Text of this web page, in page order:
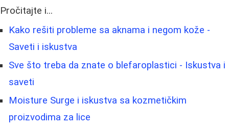
Pročitajte i...
Kako rešiti probleme sa aknama i negom kože -
Saveti i iskustva
Sve što treba da znate o blefaroplastici - Iskustva i
saveti
Moisture Surge i iskustva sa kozmetičkim
proizvodima za lice